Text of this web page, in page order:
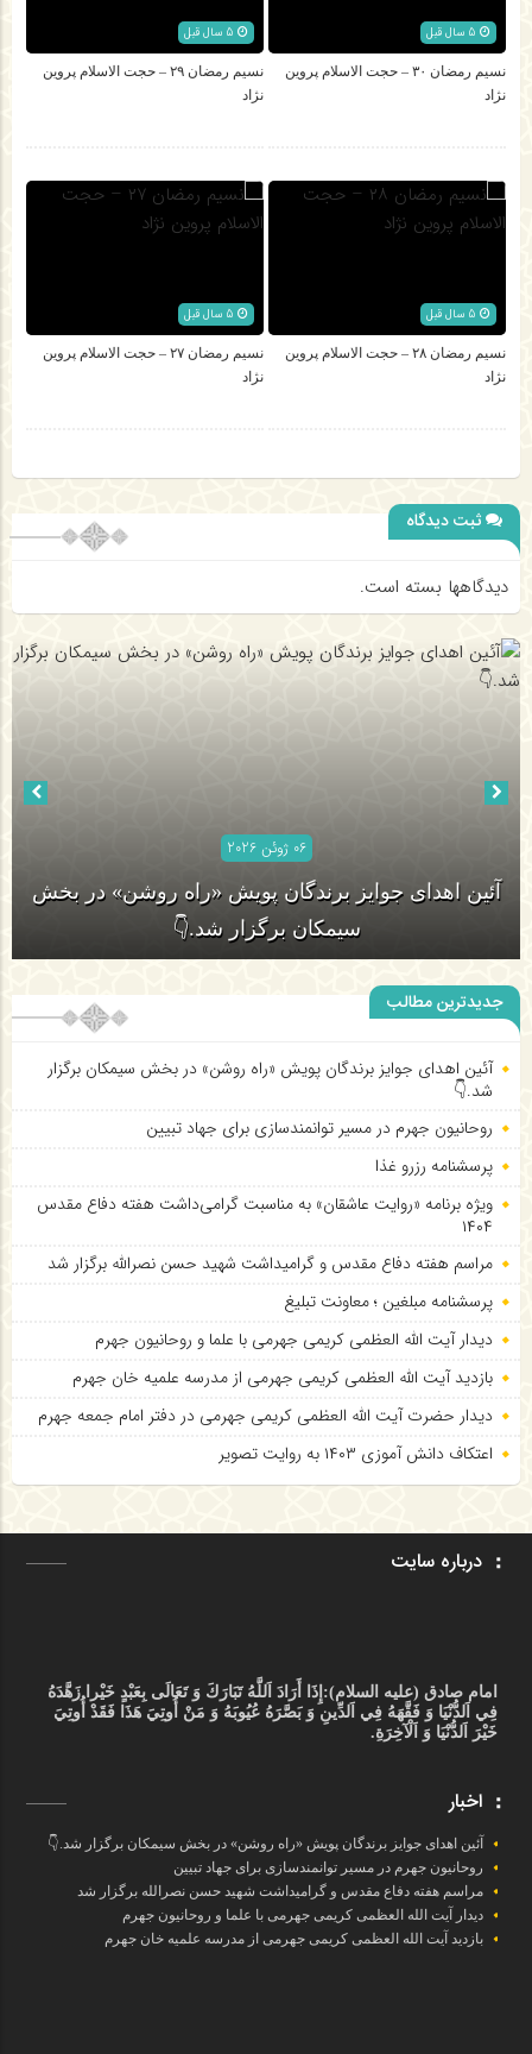
نسیم رمضان ۳۰ – حجت الاسلام پروین
نژاد
نسیم رمضان ۲۹ – حجت الاسلام پروین
نژاد
نسیم رمضان ۲۸ – حجت الاسلام پروین
نژاد
نسیم رمضان ۲۷ – حجت الاسلام پروین
نژاد
ثبت دیدگاه
دیدگاهها بسته است.
06 ژوئن 2026
آئین اهدای جوایز برندگان پویش «راه روشن» در بخش
سیمکان برگزار شد.👇
جدیدترین مطالب
آئین اهدای جوایز برندگان پویش «راه روشن» در بخش سیمکان برگزار
شد.👇
روحانیون جهرم در مسیر توانمندسازی برای جهاد تبیین
پرسشنامه رزرو غذا
ویژه برنامه «روایت عاشقان» به مناسبت گرامی‌داشت هفته دفاع مقدس
۱۴۰۴
مراسم هفته دفاع مقدس و گرامیداشت شهید حسن نصرالله برگزار شد
پرسشنامه مبلغین ؛ معاونت تبلیغ
دیدار آیت الله العظمی کریمی جهرمی با علما و روحانیون جهرم
بازدید آیت الله العظمی کریمی جهرمی از مدرسه علمیه خان جهرم
دیدار حضرت آیت الله العظمی کریمی جهرمی در دفتر امام جمعه جهرم
اعتکاف دانش آموزی ۱۴۰۳ به روایت تصویر
درباره سایت
امام صادق (علیه السلام): إِذَا أَرَادَ اَللَّهُ تَبَارَكَ وَ تَعَالَى بِعَبْدٍ خَيْرا زَهَّدَهُ
فِي اَلدُّنْيَا وَ فَقَّهَهُ فِي اَلدِّينِ وَ بَصَّرَهُ عُيُوبَهُ وَ مَنْ أُوتِيَ هَذَا فَقَدْ أُوتِيَ
خَيْرَ اَلدُّنْيَا وَ اَلْآخِرَةِ.
اخبار
آئین اهدای جوایز برندگان پویش «راه روشن» در بخش سیمکان برگزار شد.👇
روحانیون جهرم در مسیر توانمندسازی برای جهاد تبیین
مراسم هفته دفاع مقدس و گرامیداشت شهید حسن نصرالله برگزار شد
دیدار آیت الله العظمی کریمی جهرمی با علما و روحانیون جهرم
بازدید آیت الله العظمی کریمی جهرمی از مدرسه علمیه خان جهرم